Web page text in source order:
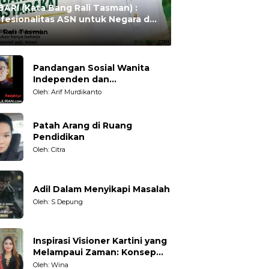
(Kata Bang Rali Tasman) :
ASN untuk Negara dan
Rali Tasman
Pandangan Sosial Wanita
Independen dan
Karakteristiknya
Oleh: Arif Murdikanto
Patah Arang di Ruang
Pendidikan
Oleh: Citra
Adil Dalam Menyikapi Masalah
Oleh: S Depung
Inspirasi Visioner Kartini yang
Melampaui Zaman: Konsep
Kecakapan Hidup bagi
Oleh: Wina